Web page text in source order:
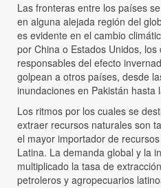
Las fronteras entre los países
en alguna alejada región del
es evidente en el cambio
por China o Estados Unidos,
responsables del efecto
golpean a otros países, desde
inundaciones en Pakistán hasta
Los ritmos por los cuales se
extraer recursos naturales son
el mayor importador de
Latina. La demanda global y la
multiplicado la tasa de
petroleros y agropecuarios